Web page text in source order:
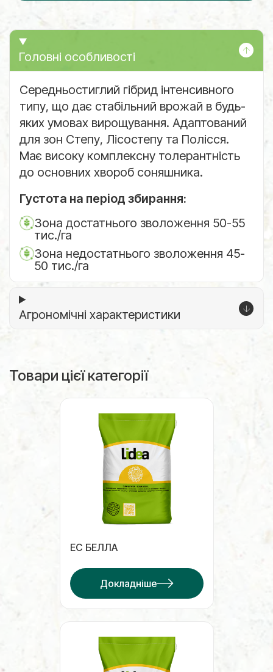
Головні особливості
Середньостиглий гібрид інтенсивного
типу, що дає стабільний врожай в будь-
яких умовах вирощування. Адаптований
для зон Степу, Лісостепу та Полісся.
Має високу комплексну толерантність
до основних хвороб соняшника.
Густота на період збирання:
Зона достатнього зволоження 50-55
тис./га
Зона недостатнього зволоження 45-
50 тис./га
Агрономічні характеристики
Товари цієї категорії
ЕС БЕЛЛА
Докладніше